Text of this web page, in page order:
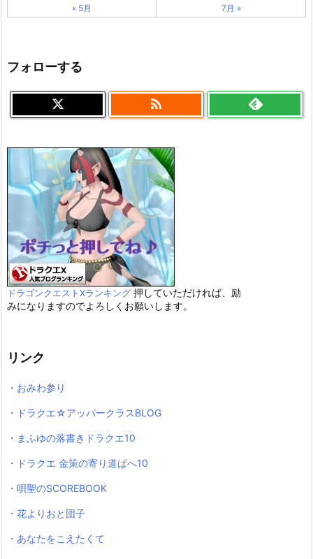
« 5月 7月 »
フォローする

ドラゴンクエストXランキング 押していただければ、励
みになりますのでよろしくお願いします。
リンク
・おみわ参り
・ドラクエ☆アッパークラスBLOG
・まふゆの落書きドラクエ10
・ドラクエ 金策の寄り道ぱへ10
・唄聖のSCOREBOOK
・花よりおと団子
・あなたをこえたくて